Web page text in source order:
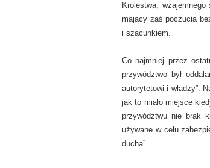
Królestwa,
mający zaś poczucia
i szacunkiem.
Co najmniej przez
przywództwo był
autorytetowi i władzy”.
jak to miało miejsce
przywództwu nie brak
używane w celu
ducha”.